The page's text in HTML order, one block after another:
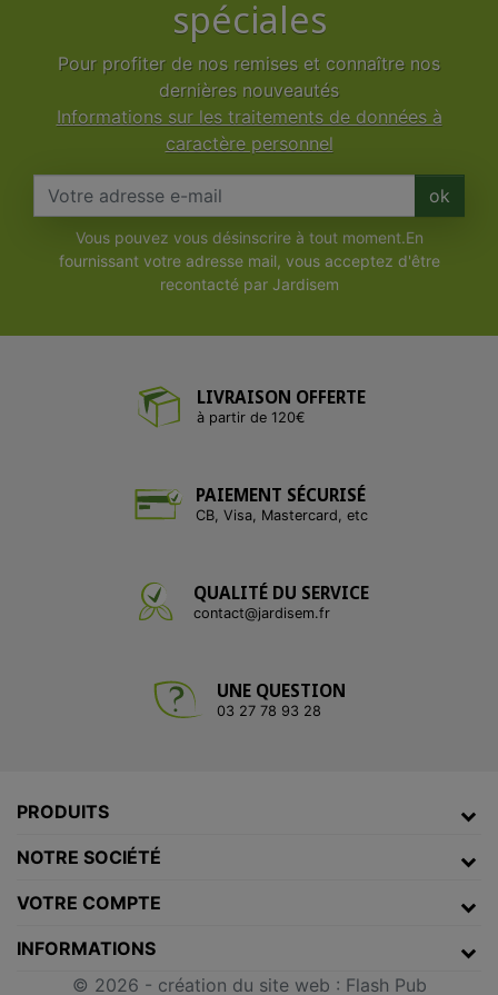
spéciales
Pour profiter de nos remises et connaître nos
dernières nouveautés
Informations sur les traitements de données à
caractère personnel
ok
Vous pouvez vous désinscrire à tout moment.En
fournissant votre adresse mail, vous acceptez d'être
recontacté par Jardisem
LIVRAISON OFFERTE
à partir de 120€
PAIEMENT SÉCURISÉ
CB, Visa, Mastercard, etc
QUALITÉ DU SERVICE
contact@jardisem.fr
UNE QUESTION
03 27 78 93 28
PRODUITS
NOTRE SOCIÉTÉ
VOTRE COMPTE
INFORMATIONS
© 2026 - création du site web : Flash Pub